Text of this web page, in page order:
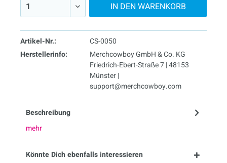
IN DEN WARENKORB
Artikel-Nr.:
CS-0050
Herstellerinfo:
Merchcowboy GmbH & Co. KG
Friedrich-Ebert-Straße 7 | 48153
Münster |
support@merchcowboy.com
Beschreibung
mehr
Könnte Dich ebenfalls interessieren